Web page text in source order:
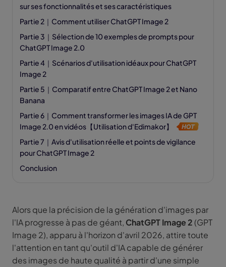
sur ses fonctionnalités et ses caractéristiques
Partie 2｜Comment utiliser ChatGPT Image 2
Partie 3｜Sélection de 10 exemples de prompts pour
ChatGPT Image 2.0
Partie 4｜Scénarios d'utilisation idéaux pour ChatGPT
Image 2
Partie 5｜Comparatif entre ChatGPT Image 2 et Nano
Banana
Partie 6｜Comment transformer les images IA de GPT
Image 2.0 en vidéos【Utilisation d'Edimakor】
Partie 7｜Avis d'utilisation réelle et points de vigilance
pour ChatGPT Image 2
Conclusion
Alors que la précision de la génération d'images par
l'IA progresse à pas de géant, ChatGPT Image 2 (GPT
Image 2), apparu à l'horizon d'avril 2026, attire toute
l'attention en tant qu'outil d'IA capable de générer
des images de haute qualité à partir d'une simple